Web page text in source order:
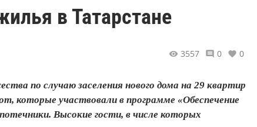
в Татарстане
3557 0 0
по случаю заселения нового дома на 29 квартир
которые участвовали в программе «Обеспечение
Высокие гости, в числе которых